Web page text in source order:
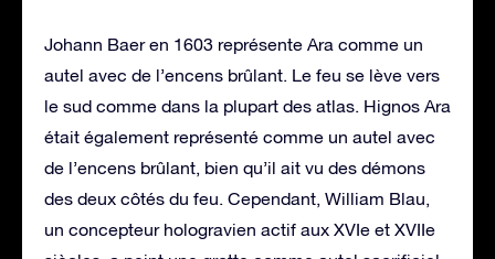
Johann Baer en 1603 représente Ara comme un
autel avec de l’encens brûlant. Le feu se lève vers
le sud comme dans la plupart des atlas. Hignos Ara
était également représenté comme un autel avec
de l’encens brûlant, bien qu’il ait vu des démons
des deux côtés du feu. Cependant, William Blau,
un concepteur hologravien actif aux XVIe et XVIIe